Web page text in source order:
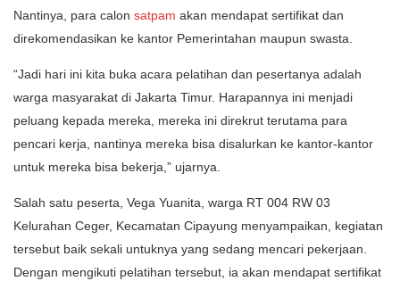
Nantinya, para calon satpam akan mendapat sertifikat dan
direkomendasikan ke kantor Pemerintahan maupun swasta.
“Jadi hari ini kita buka acara pelatihan dan pesertanya adalah
warga masyarakat di Jakarta Timur. Harapannya ini menjadi
peluang kepada mereka, mereka ini direkrut terutama para
pencari kerja, nantinya mereka bisa disalurkan ke kantor-kantor
untuk mereka bisa bekerja,” ujarnya.
Salah satu peserta, Vega Yuanita, warga RT 004 RW 03
Kelurahan Ceger, Kecamatan Cipayung menyampaikan, kegiatan
tersebut baik sekali untuknya yang sedang mencari pekerjaan.
Dengan mengikuti pelatihan tersebut, ia akan mendapat sertifikat